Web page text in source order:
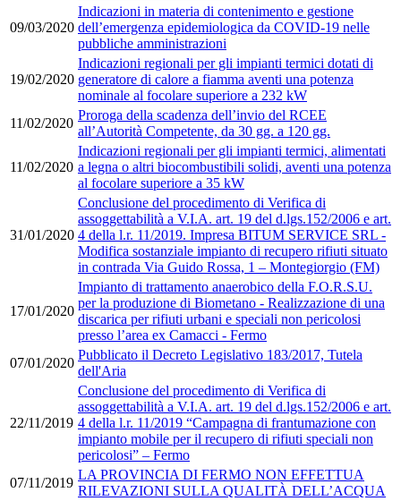
09/03/2020
Indicazioni in materia di contenimento e gestione
dell’emergenza epidemiologica da COVID-19 nelle
pubbliche amministrazioni
19/02/2020
Indicazioni regionali per gli impianti termici dotati di
generatore di calore a fiamma aventi una potenza
nominale al focolare superiore a 232 kW
11/02/2020
Proroga della scadenza dell’invio del RCEE
all’Autorità Competente, da 30 gg. a 120 gg.
11/02/2020
Indicazioni regionali per gli impianti termici, alimentati
a legna o altri biocombustibili solidi, aventi una potenza
al focolare superiore a 35 kW
31/01/2020
Conclusione del procedimento di Verifica di
assoggettabilità a V.I.A. art. 19 del d.lgs.152/2006 e art.
4 della l.r. 11/2019. Impresa BITUM SERVICE SRL -
Modifica sostanziale impianto di recupero rifiuti situato
in contrada Via Guido Rossa, 1 – Montegiorgio (FM)
17/01/2020
Impianto di trattamento anaerobico della F.O.R.S.U.
per la produzione di Biometano - Realizzazione di una
discarica per rifiuti urbani e speciali non pericolosi
presso l’area ex Camacci - Fermo
07/01/2020
Pubblicato il Decreto Legislativo 183/2017, Tutela
dell'Aria
22/11/2019
Conclusione del procedimento di Verifica di
assoggettabilità a V.I.A. art. 19 del d.lgs.152/2006 e art.
4 della l.r. 11/2019 “Campagna di frantumazione con
impianto mobile per il recupero di rifiuti speciali non
pericolosi” – Fermo
07/11/2019
LA PROVINCIA DI FERMO NON EFFETTUA
RILEVAZIONI SULLA QUALITÀ DELL’ACQUA